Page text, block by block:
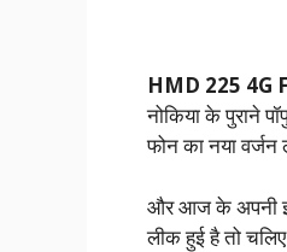
HMD 225 4G
नोकिया के पुराने
फोन का नया
और आज के अपनी
लीक हुई है तो